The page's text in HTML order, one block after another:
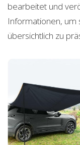
bearbeitet und
Informationen, um
übersichtlich zu